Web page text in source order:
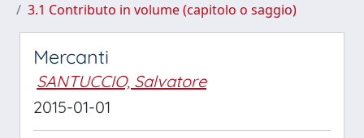
3.1 Contributo in volume (capitolo o saggio)
Mercanti
SANTUCCIO, Salvatore
2015-01-01